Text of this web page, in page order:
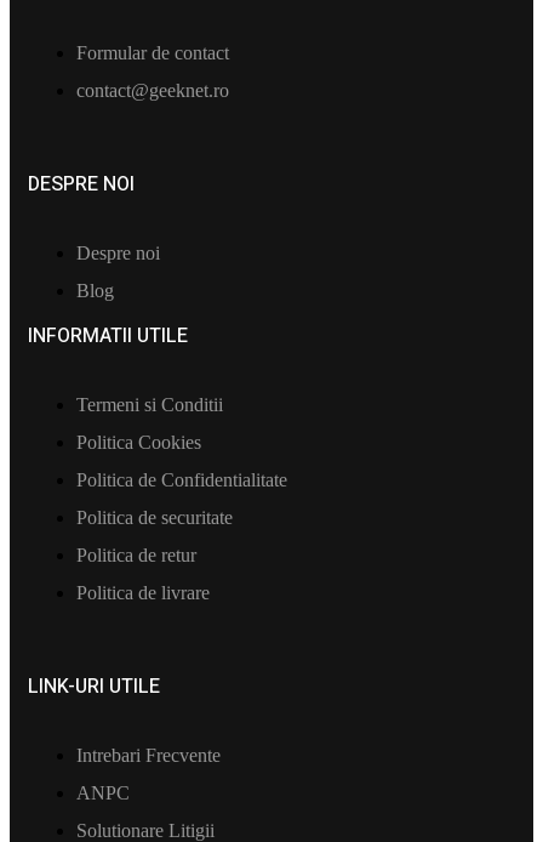
Formular de contact
contact@geeknet.ro
DESPRE NOI
Despre noi
Blog
INFORMATII UTILE​
Termeni si Conditii
Politica Cookies
Politica de Confidentialitate
Politica de securitate
Politica de retur
Politica de livrare
LINK-URI UTILE
Intrebari Frecvente
ANPC
Solutionare Litigii